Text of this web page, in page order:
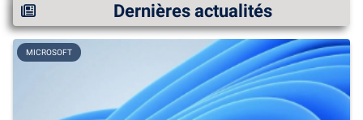
Dernières actualités
MICROSOFT